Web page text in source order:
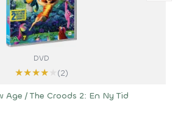
DVD
★★★★
(2)
Age / The Croods 2: En Ny Tid